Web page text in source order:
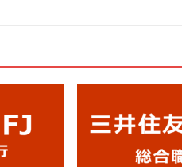
手当 ｜ 年間休日125日 ｜ オーク設備工業
[ 2026年5月13日 ]
【 28卒 ｜ 建築プロ